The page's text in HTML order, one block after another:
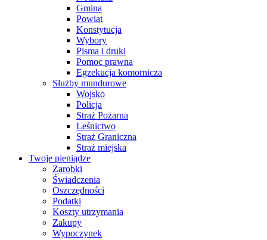
Gmina
Powiat
Konstytucja
Wybory
Pisma i druki
Pomoc prawna
Egzekucja komornicza
Służby mundurowe
Wojsko
Policja
Straż Pożarna
Leśnictwo
Straż Graniczna
Straż miejska
Twoje pieniądze
Zarobki
Świadczenia
Oszczędności
Podatki
Koszty utrzymania
Zakupy
Wypoczynek